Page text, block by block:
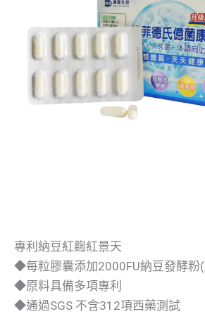
專利納豆紅麴紅景天
◆每粒膠囊添加2000FU納豆發酵粉
◆原料具備多項專利
◆通過SGS 不含312項西藥測試